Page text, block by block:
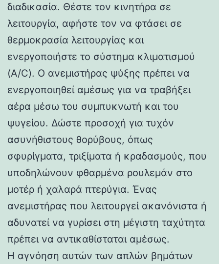
διαδικασία. Θέστε τον κινητήρα σε
λειτουργία, αφήστε τον να φτάσει σε
θερμοκρασία λειτουργίας και
ενεργοποιήστε το σύστημα κλιματισμού
(A/C). Ο ανεμιστήρας ψύξης πρέπει να
ενεργοποιηθεί αμέσως για να τραβήξει
αέρα μέσω του συμπυκνωτή και του
ψυγείου. Δώστε προσοχή για τυχόν
ασυνήθιστους θορύβους, όπως
σφυρίγματα, τριξίματα ή κραδασμούς, που
υποδηλώνουν φθαρμένα ρουλεμάν στο
μοτέρ ή χαλαρά πτερύγια. Ένας
ανεμιστήρας που λειτουργεί ακανόνιστα ή
αδυνατεί να γυρίσει στη μέγιστη ταχύτητα
πρέπει να αντικαθίσταται αμέσως.
Η αγνόηση αυτών των απλών βημάτων